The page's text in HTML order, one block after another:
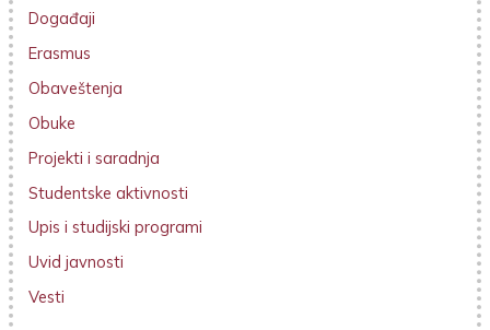
Događaji
Erasmus
Obaveštenja
Obuke
Projekti i saradnja
Studentske aktivnosti
Upis i studijski programi
Uvid javnosti
Vesti